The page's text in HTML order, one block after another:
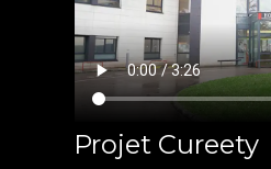
Projet Cureety